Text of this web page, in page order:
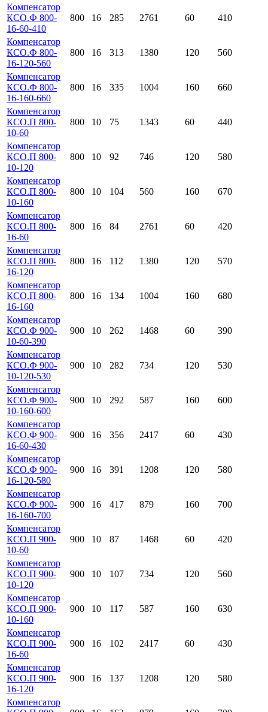
Компенсатор
КСО.Ф 800-
16-60-410
800 16 285 2761 60 410
Компенсатор
КСО.Ф 800-
16-120-560
800 16 313 1380 120 560
Компенсатор
КСО.Ф 800-
16-160-660
800 16 335 1004 160 660
Компенсатор
КСО.П 800-
10-60
800 10 75 1343 60 440
Компенсатор
КСО.П 800-
10-120
800 10 92 746 120 580
Компенсатор
КСО.П 800-
10-160
800 10 104 560 160 670
Компенсатор
КСО.П 800-
16-60
800 16 84 2761 60 420
Компенсатор
КСО.П 800-
16-120
800 16 112 1380 120 570
Компенсатор
КСО.П 800-
16-160
800 16 134 1004 160 680
Компенсатор
КСО.Ф 900-
10-60-390
900 10 262 1468 60 390
Компенсатор
КСО.Ф 900-
10-120-530
900 10 282 734 120 530
Компенсатор
КСО.Ф 900-
10-160-600
900 10 292 587 160 600
Компенсатор
КСО.Ф 900-
16-60-430
900 16 356 2417 60 430
Компенсатор
КСО.Ф 900-
16-120-580
900 16 391 1208 120 580
Компенсатор
КСО.Ф 900-
16-160-700
900 16 417 879 160 700
Компенсатор
КСО.П 900-
10-60
900 10 87 1468 60 420
Компенсатор
КСО.П 900-
10-120
900 10 107 734 120 560
Компенсатор
КСО.П 900-
10-160
900 10 117 587 160 630
Компенсатор
КСО.П 900-
16-60
900 16 102 2417 60 430
Компенсатор
КСО.П 900-
16-120
900 16 137 1208 120 580
Компенсатор